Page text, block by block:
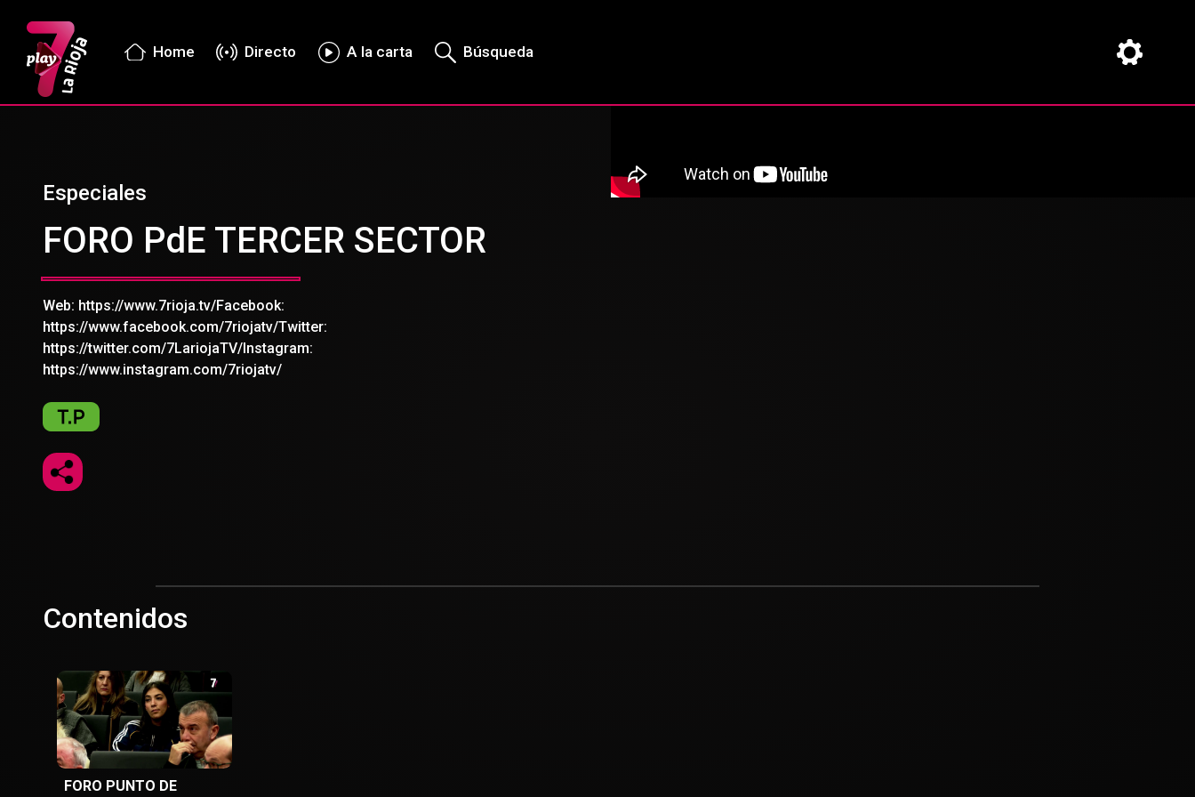
Home Directo A la carta Búsqueda
Especiales
FORO PdE TERCER SECTOR
Web: https://www.7rioja.tv/Facebook:
https://www.facebook.com/7riojatv/Twitter:
https://twitter.com/7LariojaTV/Instagram:
https://www.instagram.com/7riojatv/
Contenidos
FORO PUNTO DE